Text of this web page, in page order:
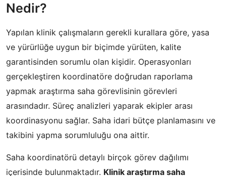
Nedir?
Yapılan klinik çalışmaların gerekli kurallara göre, yasa
ve yürürlüğe uygun bir biçimde yürüten, kalite
garantisinden sorumlu olan kişidir. Operasyonları
gerçekleştiren koordinatöre doğrudan raporlama
yapmak araştırma saha görevlisinin görevleri
arasındadır. Süreç analizleri yaparak ekipler arası
koordinasyonu sağlar. Saha idari bütçe planlamasını ve
takibini yapma sorumluluğu ona aittir.
Saha koordinatörü detaylı birçok görev dağılımı
içerisinde bulunmaktadır. Klinik araştırma saha